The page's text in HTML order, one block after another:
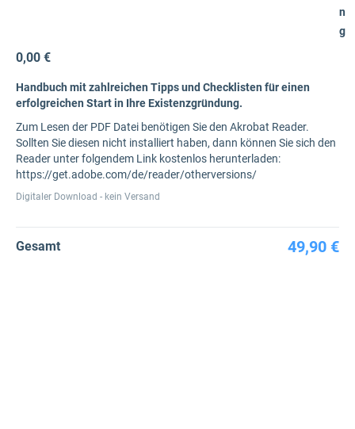
n
g
0,00 €
Handbuch mit zahlreichen Tipps und Checklisten für einen
erfolgreichen Start in Ihre Existenzgründung.
Zum Lesen der PDF Datei benötigen Sie den Akrobat Reader.
Sollten Sie diesen nicht installiert haben, dann können Sie sich den
Reader unter folgendem Link kostenlos herunterladen:
https://get.adobe.com/de/reader/otherversions/
Digitaler Download - kein Versand
Gesamt 49,90 €